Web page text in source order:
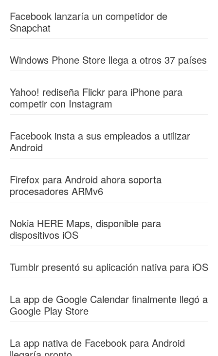
Facebook lanzaría un competidor de
Snapchat
Windows Phone Store llega a otros 37 países
Yahoo! rediseña Flickr para iPhone para
competir con Instagram
Facebook insta a sus empleados a utilizar
Android
Firefox para Android ahora soporta
procesadores ARMv6
Nokia HERE Maps, disponible para
dispositivos iOS
Tumblr presentó su aplicación nativa para iOS
La app de Google Calendar finalmente llegó a
Google Play Store
La app nativa de Facebook para Android